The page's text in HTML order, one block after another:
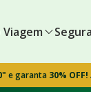
e garanta 30% OFF!